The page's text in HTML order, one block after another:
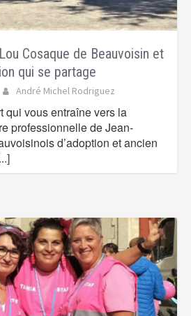
Cosaque de Beauvoisin et
qui se partage
André Michel Rodriguez
qui vous entraîne vers la
professionnelle de Jean-
d’adoption et ancien